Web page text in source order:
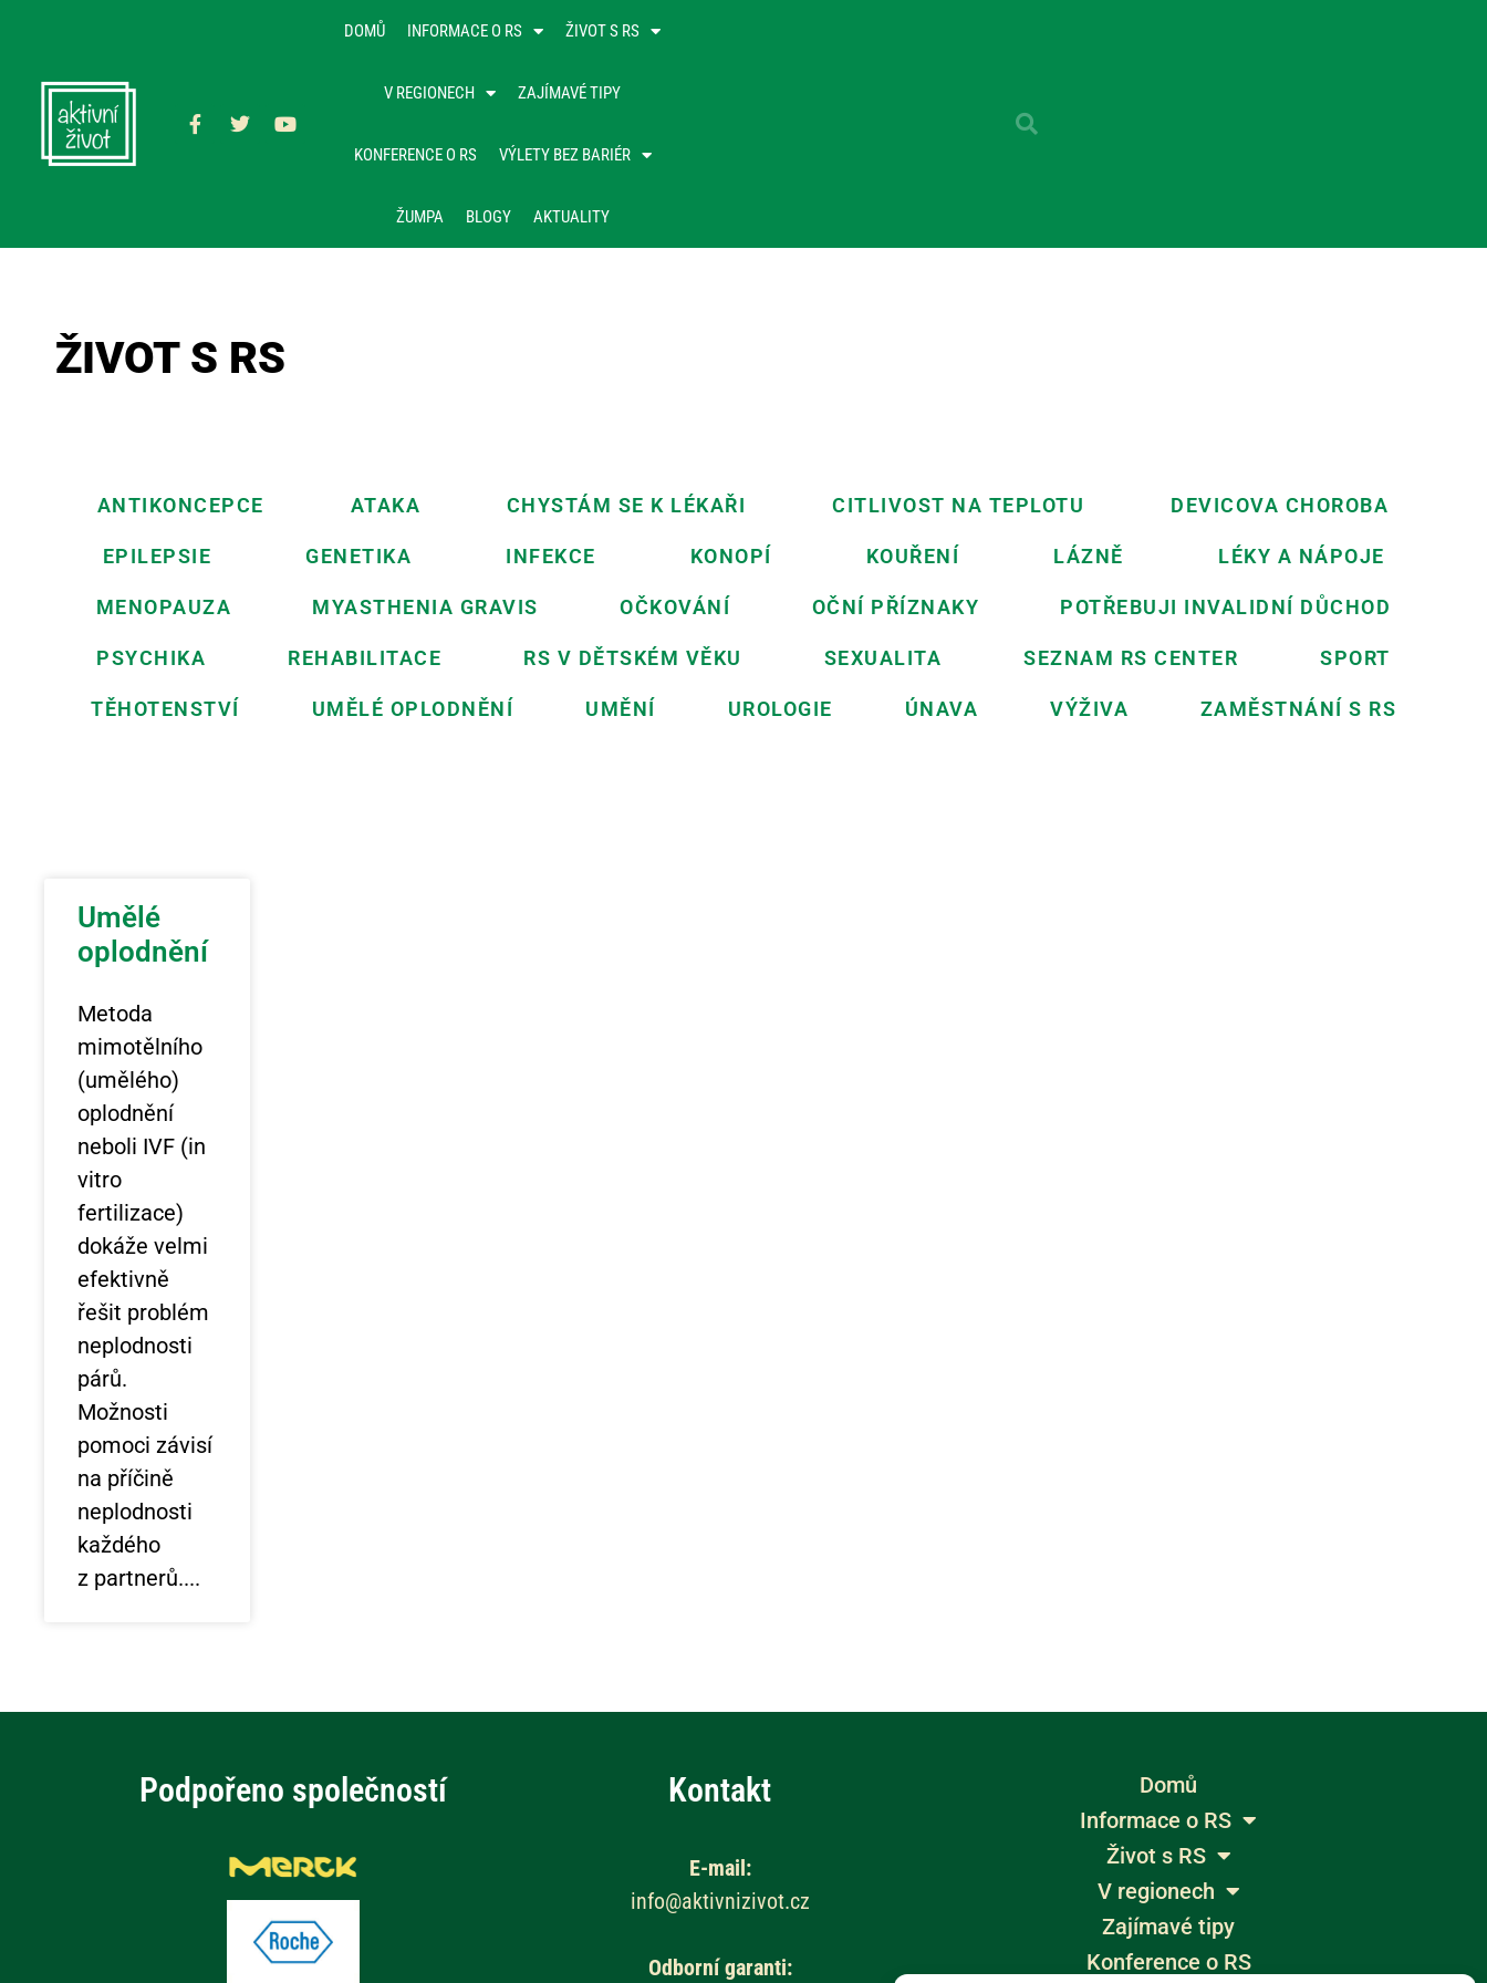
DOMŮ INFORMACE O RS ŽIVOT S RS
V REGIONECH ZAJÍMAVÉ TIPY
KONFERENCE O RS VÝLETY BEZ BARIÉR
ŽUMPA BLOGY AKTUALITY
ŽIVOT S RS
ANTIKONCEPCE ATAKA CHYSTÁM SE K LÉKAŘI CITLIVOST NA TEPLOTU DEVICOVA CHOROBA
EPILEPSIE GENETIKA INFEKCE KONOPÍ KOUŘENÍ LÁZNĚ LÉKY A NÁPOJE
MENOPAUZA MYASTHENIA GRAVIS OČKOVÁNÍ OČNÍ PŘÍZNAKY POTŘEBUJI INVALIDNÍ DŮCHOD
PSYCHIKA REHABILITACE RS V DĚTSKÉM VĚKU SEXUALITA SEZNAM RS CENTER SPORT
TĚHOTENSTVÍ UMĚLÉ OPLODNĚNÍ UMĚNÍ UROLOGIE ÚNAVA VÝŽIVA ZAMĚSTNÁNÍ S RS
Umělé
oplodnění
Metoda
mimotělního
(umělého)
oplodnění
neboli IVF (in
vitro
fertilizace)
dokáže velmi
efektivně
řešit problém
neplodnosti
párů.
Možnosti
pomoci závisí
na příčině
neplodnosti
každého
z partnerů.
Podpořeno společností Kontakt
E-mail:
info@aktivnizivot.cz
Odborní garanti:
Domů
Informace o RS
Život s RS
V regionech
Zajímavé tipy
Konference o RS